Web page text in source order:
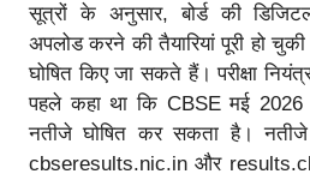
सूत्रों के अनुसार, बोर्ड की
अपलोड करने की तैयारियां पूरी हो
घोषित किए जा सकते हैं। परीक्षा
पहले कहा था कि CBSE मई
नतीजे घोषित कर सकता है। नतीजे
cbseresults.nic.in और